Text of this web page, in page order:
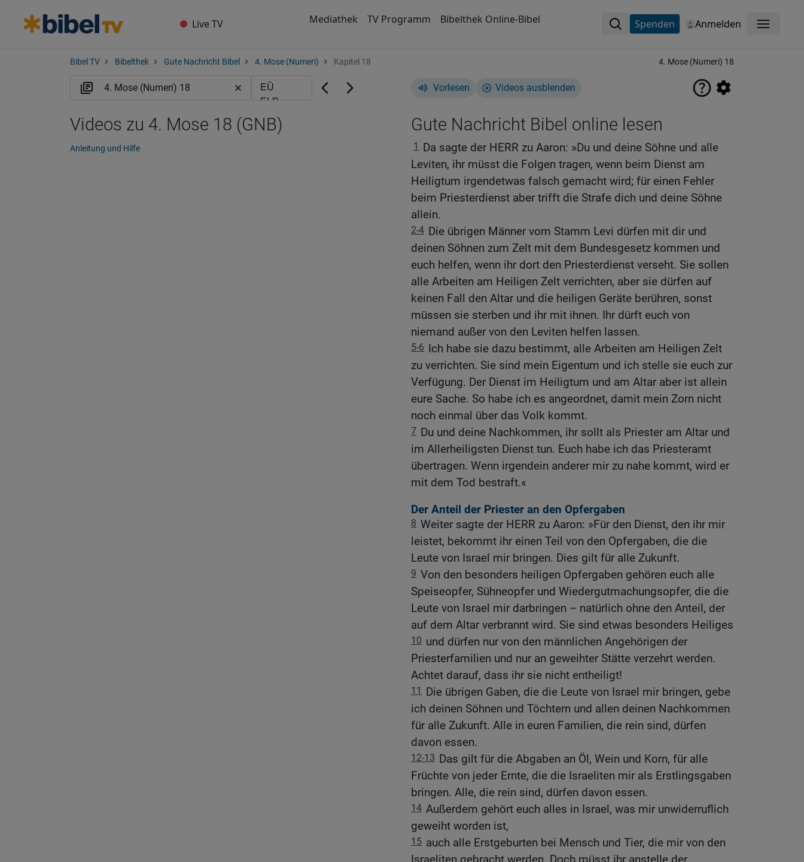
Live TV Mediathek TV Programm Bibelthek Online-Bibel Spenden Anmelden Menü
Bibel TV Bibelthek Gute Nachricht Bibel 4. Mose (Numeri) Kapitel 18 4. Mose (Numeri) 18
Vorlesen Videos ausblenden
Gute Nachricht Bibel online lesen
1 Da sagte der HERR zu Aaron: »Du und deine Söhne und alle
Leviten, ihr müsst die Folgen tragen, wenn beim Dienst am
Heiligtum irgendetwas falsch gemacht wird; für einen Fehler
beim Priesterdienst aber trifft die Strafe dich und deine Söhne
allein.
2-4 Die übrigen Männer vom Stamm Levi dürfen mit dir und
deinen Söhnen zum Zelt mit dem Bundesgesetz kommen und
euch helfen, wenn ihr dort den Priesterdienst verseht. Sie sollen
alle Arbeiten am Heiligen Zelt verrichten, aber sie dürfen auf
keinen Fall den Altar und die heiligen Geräte berühren, sonst
müssen sie sterben und ihr mit ihnen. Ihr dürft euch von
niemand außer von den Leviten helfen lassen.
5-6 Ich habe sie dazu bestimmt, alle Arbeiten am Heiligen Zelt
zu verrichten. Sie sind mein Eigentum und ich stelle sie euch zur
Verfügung. Der Dienst im Heiligtum und am Altar aber ist allein
eure Sache. So habe ich es angeordnet, damit mein Zorn nicht
noch einmal über das Volk kommt.
7 Du und deine Nachkommen, ihr sollt als Priester am Altar und
im Allerheiligsten Dienst tun. Euch habe ich das Priesteramt
übertragen. Wenn irgendein anderer mir zu nahe kommt, wird er
mit dem Tod bestraft.«
Der Anteil der Priester an den Opfergaben
8 Weiter sagte der HERR zu Aaron: »Für den Dienst, den ihr mir
leistet, bekommt ihr einen Teil von den Opfergaben, die die
Leute von Israel mir bringen. Dies gilt für alle Zukunft.
9 Von den besonders heiligen Opfergaben gehören euch alle
Speiseopfer, Sühneopfer und Wiedergutmachungsopfer, die die
Leute von Israel mir darbringen – natürlich ohne den Anteil, der
auf dem Altar verbrannt wird. Sie sind etwas besonders Heiliges
10 und dürfen nur von den männlichen Angehörigen der
Priesterfamilien und nur an geweihter Stätte verzehrt werden.
Achtet darauf, dass ihr sie nicht entheiligt!
11
Die übrigen Gaben, die die Leute von Israel mir bringen, gebe
ich deinen Söhnen und Töchtern und allen deinen Nachkommen
für alle Zukunft. Alle in euren Familien, die rein sind, dürfen
davon essen.
12-13 Das gilt für die Abgaben an Öl, Wein und Korn, für alle
Früchte von jeder Ernte, die die Israeliten mir als Erstlingsgaben
bringen. Alle, die rein sind, dürfen davon essen.
14 Außerdem gehört euch alles in Israel, was mir unwiderruflich
geweiht worden ist,
15 auch alle Erstgeburten bei Mensch und Tier, die mir von den
Videos zu 4. Mose 18 (GNB)
Anleitung und Hilfe